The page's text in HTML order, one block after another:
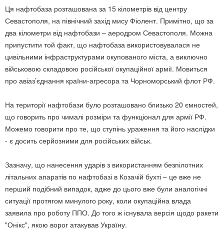
Ця нафтобаза розташована за 15 кілометрів від центру
Севастополя, на північний захід мису Фіолент. Примітно, що за
два кілометри від нафтобази – аеродром Севастополя. Можна
припустити той факт, що нафтобаза використовувалася не
цивільними інфраструктурами окупованого міста, а виключно
військовою складовою російської окупаційної армії. Мовиться
про авіаз’єднання країни-агресора та Чорноморський флот РФ.
На території нафтобази було розташовано близько 20 ємностей,
що говорить про чималі розміри та функціонал для армії РФ.
Можемо говорити про те, що ступінь ураження та його наслідки
- є досить серйозними для російських військ.
Зазначу, що нанесення ударів з використанням безпілотних
літальних апаратів по нафтобазі в Козачій бухті – це вже не
перший подібний випадок, адже до цього вже були аналогічні
ситуації протягом минулого року, коли окупаційна влада
заявила про роботу ППО. До того ж існувала версія щодо ракети
"Онікс", якою ворог атакував Україну.